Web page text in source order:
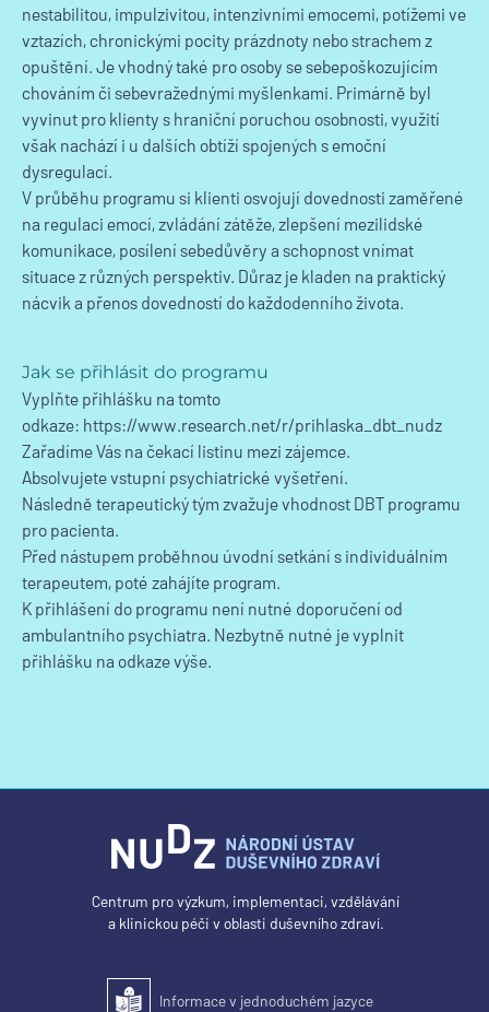
nestabilitou, impulzivitou, intenzivními emocemi, potížemi ve
vztazích, chronickými pocity prázdnoty nebo strachem z
opuštění. Je vhodný také pro osoby se sebepoškozujícím
chováním či sebevražednými myšlenkami. Primárně byl
vyvinut pro klienty s hraniční poruchou osobnosti, využití
však nachází i u dalších obtíží spojených s emoční
dysregulací.
V průběhu programu si klienti osvojují dovednosti zaměřené
na regulaci emocí, zvládání zátěže, zlepšení mezilidské
komunikace, posílení sebedůvěry a schopnost vnímat
situace z různých perspektiv. Důraz je kladen na praktický
nácvik a přenos dovedností do každodenního života.
Jak se přihlásit do programu
Vyplňte přihlášku na tomto
odkaze: https://www.research.net/r/prihlaska_dbt_nudz
Zařadíme Vás na čekací listinu mezi zájemce.
Absolvujete vstupní psychiatrické vyšetření.
Následně terapeutický tým zvažuje vhodnost DBT programu
pro pacienta.
Před nástupem proběhnou úvodní setkání s individuálním
terapeutem, poté zahájíte program.
K přihlášení do programu není nutné doporučení od
ambulantního psychiatra. Nezbytně nutné je vyplnit
přihlášku na odkaze výše.
Centrum pro výzkum, implementaci, vzdělávání
a klinickou péči v oblasti duševního zdraví.
Snadné čtení
Informace v jednoduchém jazyce